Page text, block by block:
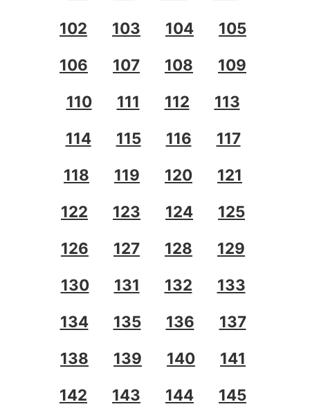
102
103 104
105
106
107 108
109
110
111 112
113
114
115 116
117
118
119 120
121
122
123 124
125
126
127 128
129
130
131 132
133
134
135 136
137
138
139 140
141
142
143 144 145